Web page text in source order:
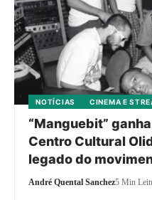
NOTÍCIAS CINEMA E
“Manguebit”
Centro Cultural
legado do
André Quental Sanchez5 Min